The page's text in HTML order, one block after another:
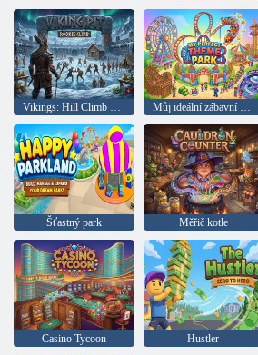
Vikings: Hill Climb Simulator Můj ideální zábavní park
Šťastný park Měřič kotle
Casino Tycoon Hustler